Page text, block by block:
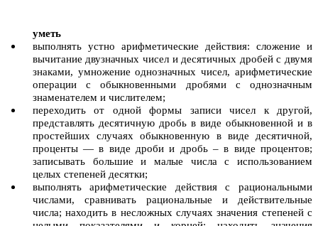
уметь
выполнять устно арифметические действия: сложение и
вычитание двузначных чисел и десятичных дробей с двумя
знаками, умножение однозначных чисел, арифметические
операции с обыкновенными дробями с однозначным
знаменателем и числителем;
переходить от одной формы записи чисел к другой,
представлять десятичную дробь в виде обыкновенной и в
простейших случаях обыкновенную в виде десятичной,
проценты — в виде дроби и дробь – в виде процентов;
записывать большие и малые числа с использованием
целых степеней десятки;
выполнять арифметические действия с рациональными
числами, сравнивать рациональные и действительные
числа; находить в несложных случаях значения степеней с